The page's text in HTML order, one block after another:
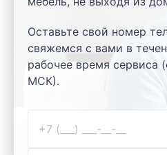
Оставьте свой номер
свяжемся с вами в
рабочее время сервиса
МСК).